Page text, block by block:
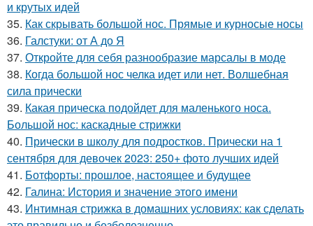
и крутых идей
35. Как скрывать большой нос. Прямые и курносые носы
36. Галстуки: от А до Я
37. Откройте для себя разнообразие марсалы в моде
38. Когда большой нос челка идет или нет. Волшебная
сила прически
39. Какая прическа подойдет для маленького носа.
Большой нос: каскадные стрижки
40. Прически в школу для подростков. Прически на 1
сентября для девочек 2023: 250+ фото лучших идей
41. Ботфорты: прошлое, настоящее и будущее
42. Галина: История и значение этого имени
43. Интимная стрижка в домашних условиях: как сделать